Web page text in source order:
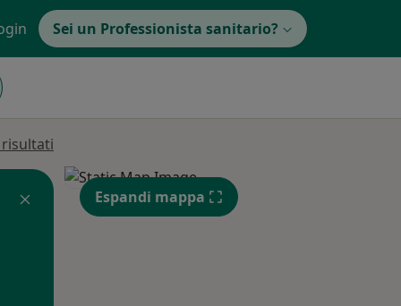
Sei un Professionista sanitario?
Espandi mappa